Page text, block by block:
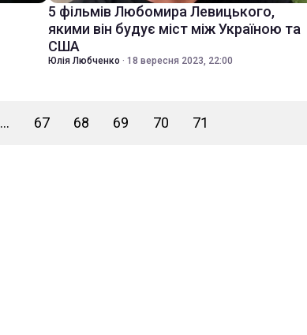
5 фільмів Любомира Левицького,
якими він будує міст між Україною та
США
Юлія Любченко · 18 вересня 2023, 22:00
... 67 68 69 70 71